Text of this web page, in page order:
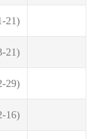
21)
21)
29)
16)